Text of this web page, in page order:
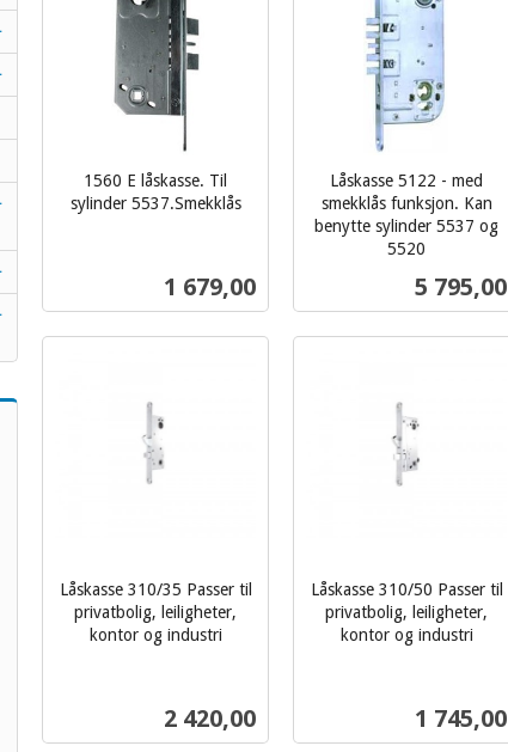
1560 E låskasse. Til
sylinder 5537.Smekklås
Pris
1 679,00
Låskasse 5122 - med
smekklås funksjon. Kan
benytte sylinder 5537 og
5520
Pris
5 795,00
Låskasse 310/35 Passer til
privatbolig, leiligheter,
kontor og industri
Pris
2 420,00
Låskasse 310/50 Passer til
privatbolig, leiligheter,
kontor og industri
Pris
1 745,00